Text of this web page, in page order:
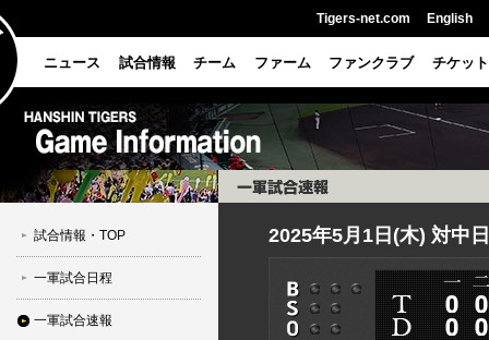
Tigers-net.com English
ニュース 試合情報 チーム ファーム ファンクラブ チケット
試合情報・TOP
一軍試合日程
一軍試合速報
2025年5月1日(木) 対中